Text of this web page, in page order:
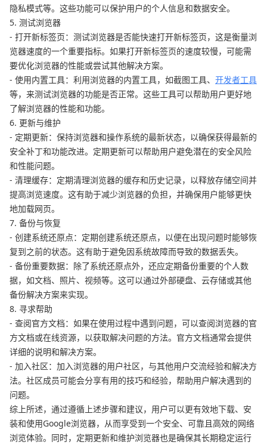
隐私模式等。这些功能可以保护用户的个人信息和数据安全。
5. 测试浏览器
- 打开新标签页：测试浏览器是否能快速打开新标签页，这是衡量浏
览器速度的一个重要指标。如果打开新标签页的速度较慢，可能需
要优化浏览器的性能或尝试其他解决方案。
- 使用内置工具：利用浏览器的内置工具，如截图工具、 开发者工具
等，来测试浏览器的功能是否正常。这些工具可以帮助用户更好地
了解浏览器的性能和功能。
6. 更新与维护
- 定期更新：保持浏览器和操作系统的最新状态，以确保获得最新的
安全补丁和功能改进。定期更新可以帮助用户避免潜在的安全风险
和性能问题。
- 清理缓存：定期清理浏览器的缓存和历史记录，以释放存储空间并
提高浏览速度。这有助于减少浏览器的负担，并确保用户能够更快
地加载网页。
7. 备份与恢复
- 创建系统还原点：定期创建系统还原点，以便在出现问题时能够恢
复到之前的状态。这有助于避免因系统故障而导致的数据丢失。
- 备份重要数据：除了系统还原点外，还应定期备份重要的个人数
据，如文档、照片、视频等。这可以通过外部硬盘、云存储或其他
备份解决方案来实现。
8. 寻求帮助
- 查阅官方文档：如果在使用过程中遇到问题，可以查阅浏览器的官
方文档或在线资源，以获取解决问题的方法。官方文档通常会提供
详细的说明和解决方案。
- 加入社区：加入浏览器的用户社区，与其他用户交流经验和解决方
法。社区成员可能会分享有用的技巧和经验，帮助用户解决遇到的
问题。
综上所述，通过遵循上述步骤和建议，用户可以更有效地下载、安
装和使用Google浏览器，从而享受到一个安全、可靠且高效的网络
浏览体验。同时，定期更新和维护浏览器也是确保其长期稳定运行